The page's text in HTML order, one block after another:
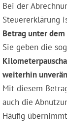
Bei der
Steuererklärung
Betrag unter
Sie geben die
weiterhin
Mit diesem
auch die
Häufig